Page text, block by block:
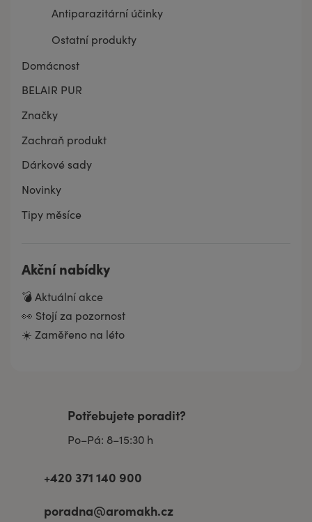
Antiparazitární účinky
Ostatní produkty
Domácnost
BELAIR PUR
Značky
Zachraň produkt
Dárkové sady
Novinky
Tipy měsíce
Akční nabídky
💣 Aktuální akce
👀 Stojí za pozornost
☀️ Zaměřeno na léto
Potřebujete poradit?
Po–Pá: 8–15:30 h
+420 371 140 900
poradna@aromakh.cz